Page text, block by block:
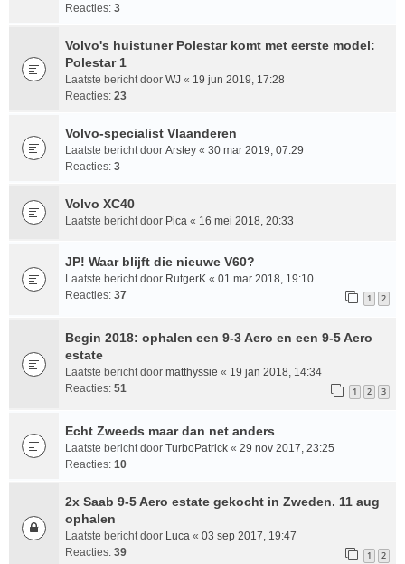
Reacties: 3
Volvo's huistuner Polestar komt met eerste model:
Polestar 1
Laatste bericht door WJ « 19 jun 2019, 17:28
Reacties: 23
Volvo-specialist Vlaanderen
Laatste bericht door Arstey « 30 mar 2019, 07:29
Reacties: 3
Volvo XC40
Laatste bericht door Pica « 16 mei 2018, 20:33
JP! Waar blijft die nieuwe V60?
Laatste bericht door RutgerK « 01 mar 2018, 19:10
Reacties: 37 1 2
Begin 2018: ophalen een 9-3 Aero en een 9-5 Aero
estate
Laatste bericht door matthyssie « 19 jan 2018, 14:34
Reacties: 51 1 2 3
Echt Zweeds maar dan net anders
Laatste bericht door TurboPatrick « 29 nov 2017, 23:25
Reacties: 10
2x Saab 9-5 Aero estate gekocht in Zweden. 11 aug
ophalen
Laatste bericht door Luca « 03 sep 2017, 19:47
Reacties: 39 1 2